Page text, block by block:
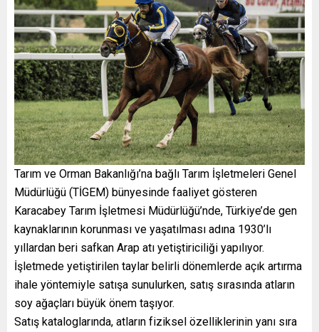
Tarım ve Orman Bakanlığı’na bağlı Tarım İşletmeleri Genel
Müdürlüğü (TİGEM) bünyesinde faaliyet gösteren
Karacabey Tarım İşletmesi Müdürlüğü’nde, Türkiye’de gen
kaynaklarının korunması ve yaşatılması adına 1930’lı
yıllardan beri safkan Arap atı yetiştiriciliği yapılıyor.
İşletmede yetiştirilen taylar belirli dönemlerde açık artırma
ihale yöntemiyle satışa sunulurken, satış sırasında atların
soy ağaçları büyük önem taşıyor.
Satış kataloglarında, atların fiziksel özelliklerinin yanı sıra